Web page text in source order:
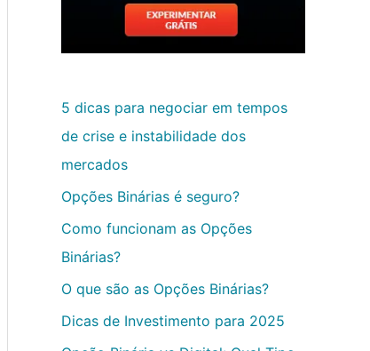
5 dicas para negociar em tempos
de crise e instabilidade dos
mercados
Opções Binárias é seguro?
Como funcionam as Opções
Binárias?
O que são as Opções Binárias?
Dicas de Investimento para 2025